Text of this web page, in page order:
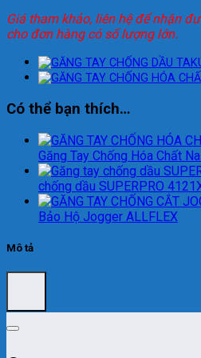
Giá tham khảo, liên hệ để nhận
cho đơn hàng có số lượng lớn.
Có thể bạn thích…
Găng Tay Chống Hóa Chất
chống dầu SUPERPRO
Bảo Hộ Jogger ALLFLEX
Mô tả